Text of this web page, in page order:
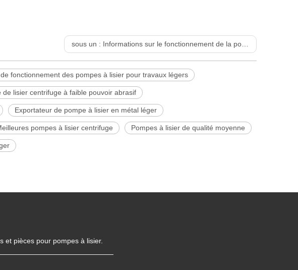
sous un : Informations sur le fonctionnement de la pompe à lisier
fonctionnement des pompes à lisier pour travaux légers
de lisier centrifuge à faible pouvoir abrasif
Exportateur de pompe à lisier en métal léger
pompes à lisier centrifuge Pompes à lisier de qualité moyenne
et pièces pour pompes à lisier.